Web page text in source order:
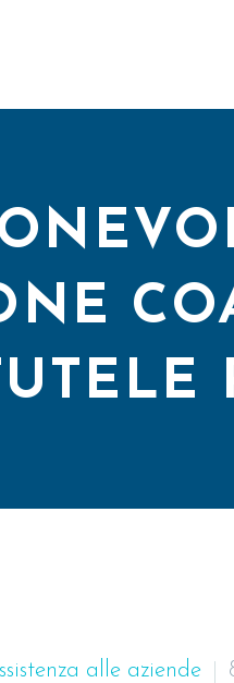
alle aziende